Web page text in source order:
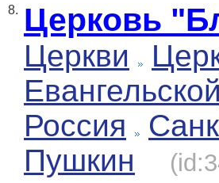
8. Церковь
Церкви
Евангельской
Россия
Пушкин